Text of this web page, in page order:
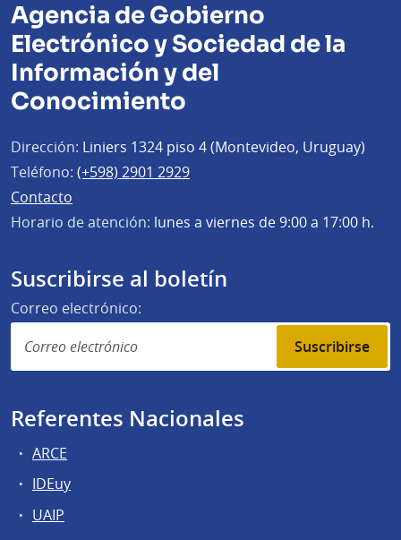
Agencia de Gobierno
Electrónico y Sociedad de la
Información y del
Conocimiento
Dirección: Liniers 1324 piso 4 (Montevideo, Uruguay)
Teléfono: (+598) 2901 2929
Contacto
Horario de atención: lunes a viernes de 9:00 a 17:00 h.
Suscribirse al boletín
Correo electrónico:
Suscribirse
Referentes Nacionales
ARCE
IDEuy
UAIP